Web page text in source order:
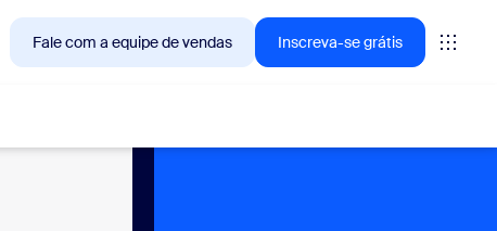
Fale com a equipe de vendas Inscreva-se grátis